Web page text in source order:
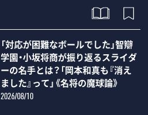
「対応が困難なボールでした」智辯
学園・小坂将商が振り返るスライダ
ーの名手とは？「岡本和真も『消え
ました』って」《名将の魔球論》
2026/08/10